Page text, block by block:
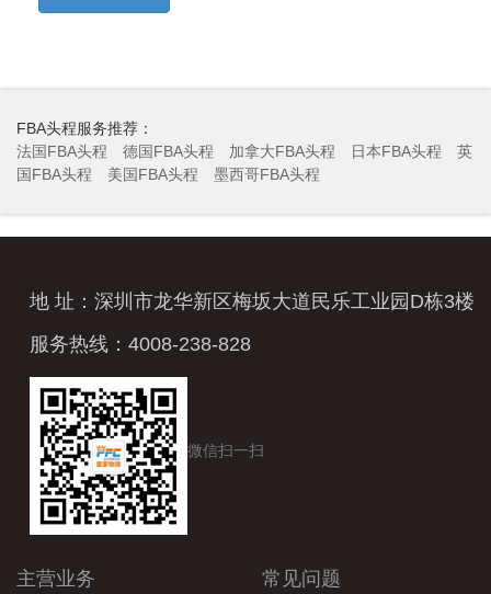
FBA头程服务推荐：
法国FBA头程
德国FBA头程 加拿大FBA头程 日本FBA头程
英
国FBA头程
美国FBA头程 墨西哥FBA头程
地 址：深圳市龙华新区梅坂大道民乐工业园D栋3楼
服务热线：4008-238-828
微信扫一扫
主营业务 常见问题